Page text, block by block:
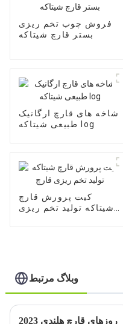
فروش چوب تخم ریزی
بستر قارچ شیتاکه
شاخه های قارچ ارگانیک
طبیعی شیتاکه log
کیت پرورش قارچ
شیتاکه تولید تخم ریزی
وبلاگ مرتبط
روزهای قارچ هلندی 2023